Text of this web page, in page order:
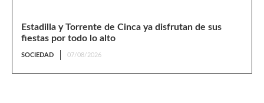
Estadilla y Torrente de Cinca ya disfrutan de sus
fiestas por todo lo alto
SOCIEDAD 07/08/2026